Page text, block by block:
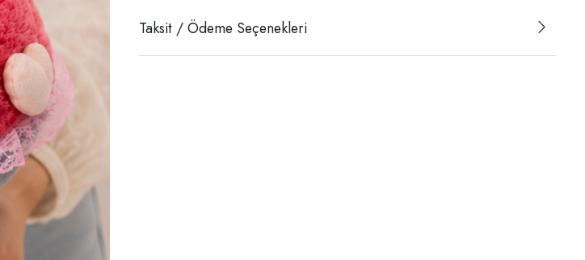
Taksit / Ödeme Seçenekleri